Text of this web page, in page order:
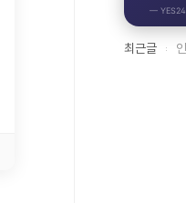
— YES24
최근글